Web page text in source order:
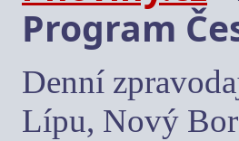
Program
Denní
Lípu, Nový